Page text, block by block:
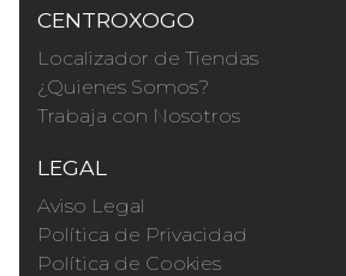
CENTROXOGO
Localizador de Tiendas
¿Quienes Somos?
Trabaja con Nosotros
LEGAL
Aviso Legal
Política de Privacidad
Política de Cookies